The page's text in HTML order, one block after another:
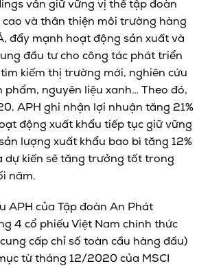
vẫn giữ vững vị thế tập đoàn
cao và thân thiện môi trường hàng
đẩy mạnh hoạt động sản xuất và
đầu tư cho công tác phát triển
kiếm thị trường mới, nghiên cứu
phẩm, nguyên liệu xanh… Theo đó,
APH ghi nhận lợi nhuận tăng 21%
động xuất khẩu tiếp tục giữ vững
lượng xuất khẩu bao bì tăng 12%
dự kiến sẽ tăng trưởng tốt trong
năm.
APH của Tập đoàn An Phát
4 cổ phiếu Việt Nam chính thức
cấp chỉ số toàn cầu hàng đầu)
từ tháng 12/2020 của MSCI